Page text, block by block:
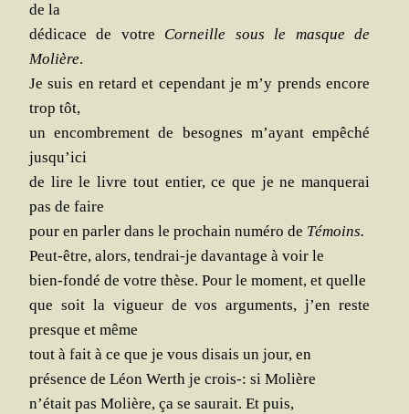
de la
dédi­cace de votre Cor­neille sous le masque de
Molière.
Je suis en retard et cepen­dant je m’y prends encore
trop tôt,
un encom­bre­ment de besognes m’ayant empê­ché
jusqu’ici
de lire le livre tout entier, ce que je ne man­que­rai
pas de faire
pour en par­ler dans le pro­chain numé­ro de Témoins.
Peut-être, alors, ten­drai-je davan­tage à voir le
bien-fon­dé de votre thèse. Pour le moment, et quelle
que soit la vigueur de vos argu­ments, j’en reste
presque et même
tout à fait à ce que je vous disais un jour, en
pré­sence de Léon Werth je crois-: si Molière
n’était pas Molière, ça se sau­rait. Et puis,